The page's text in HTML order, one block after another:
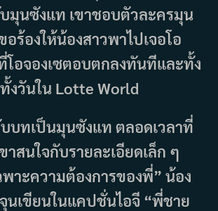
มุนซังแท เขาชอบตัวละครมุน
ร้องให้น้องสาวพาไปเจอโอ
โอจองเซตอบตกลงทันทีและทั้ง
งวันใน Lotte World
บบทเป็นมุนซังแท ตลอดเวลาที่
าสนใจกับรายละเอียดเล็ก ๆ
พาะความต้องการของพี่” น้อง
นเขียนในแคปชั่นไอจี “พี่ชาย